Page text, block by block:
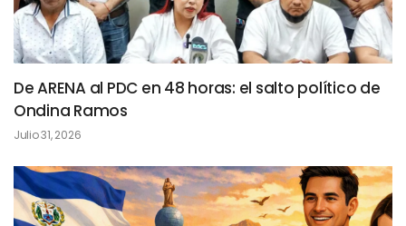
De ARENA al PDC en 48 horas: el salto político de
Ondina Ramos
Julio 31, 2026